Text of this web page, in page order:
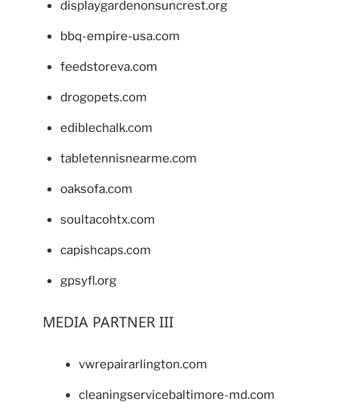
displaygardenonsuncrest.org
bbq-empire-usa.com
feedstoreva.com
drogopets.com
ediblechalk.com
tabletennisnearme.com
oaksofa.com
soultacohtx.com
capishcaps.com
gpsyfl.org
MEDIA PARTNER III
vwrepairarlington.com
cleaningservicebaltimore-md.com